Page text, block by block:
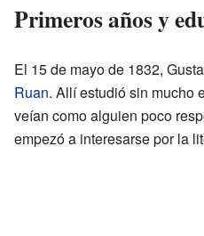
Primeros años y
El 15 de mayo de 1832,
Ruan. Allí estudió sin mucho
veían como alguien poco
empezó a interesarse por la